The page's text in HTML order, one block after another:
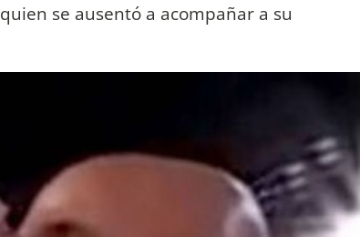
se ausentó a acompañar a su